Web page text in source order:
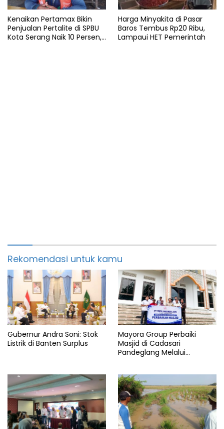
Kenaikan Pertamax Bikin
Penjualan Pertalite di SPBU
Kota Serang Naik 10 Persen,
Harga Minyakita di Pasar
Baros Tembus Rp20 Ribu,
Lampaui HET Pemerintah
Rekomendasi untuk kamu
Gubernur Andra Soni: Stok
Listrik di Banten Surplus
Mayora Group Perbaiki
Masjid di Cadasari
Pandeglang Melalui